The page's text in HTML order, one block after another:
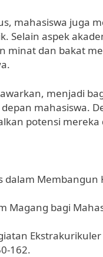
mahasiswa juga
Selain aspek
minat dan bakat
menjadi
mahasiswa.
potensi
dalam
Magang bagi
162.